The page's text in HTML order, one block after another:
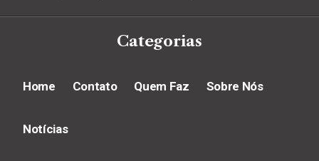
Categorias
Home Contato Quem Faz Sobre Nós
Notícias